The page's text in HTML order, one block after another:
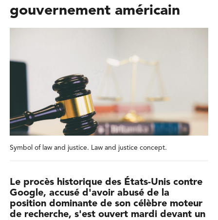
gouvernement américain
Symbol of law and justice. Law and justice concept.
Le procès historique des États-Unis contre
Google, accusé d'avoir abusé de la
position dominante de son célèbre moteur
de recherche, s'est ouvert mardi devant un